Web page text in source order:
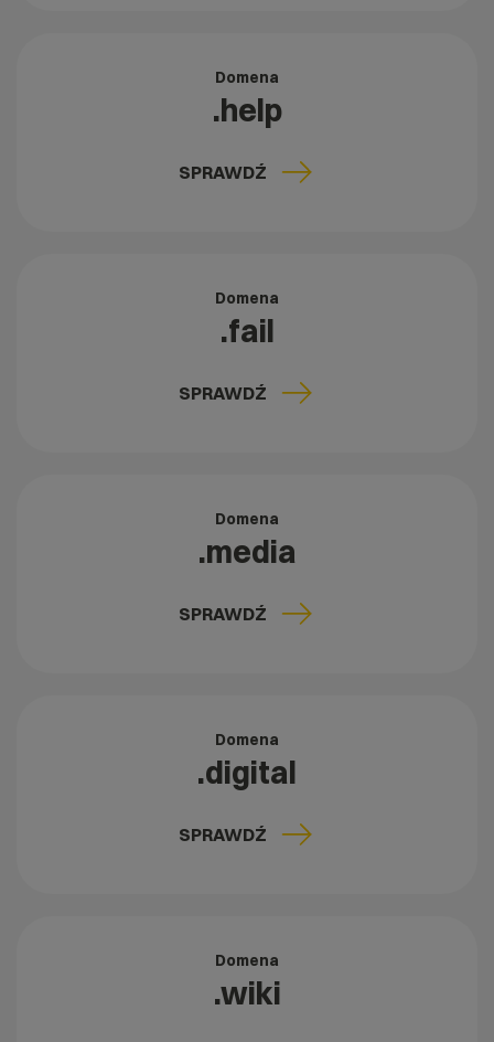
Domena
.help
SPRAWDŹ
Domena
.fail
SPRAWDŹ
Domena
.media
SPRAWDŹ
Domena
.digital
SPRAWDŹ
Domena
.wiki